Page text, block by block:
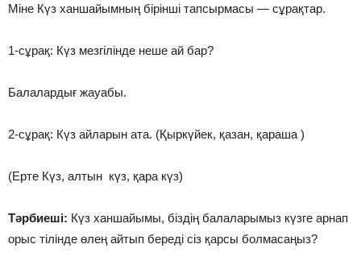
Міне Күз ханшайымның бірінші тапсырмасы — сұрақтар.
1-сұрақ: Күз мезгілінде неше ай бар?
Балалардығ жауабы.
2-сұрақ: Күз айларын ата. (Қыркүйек, қазан, қараша )
(Ерте Күз, алтын күз, қара күз)
Тәрбиеші: Күз ханшайымы, біздің балаларымыз күзге арнап
орыс тілінде өлең айтып береді сіз қарсы болмасаңыз?